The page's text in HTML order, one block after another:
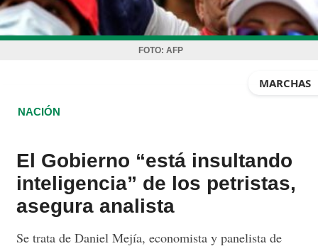
FOTO: AFP
MARCHAS
NACIÓN
El Gobierno “está insultando
inteligencia” de los petristas,
asegura analista
Se trata de Daniel Mejía, economista y panelista de